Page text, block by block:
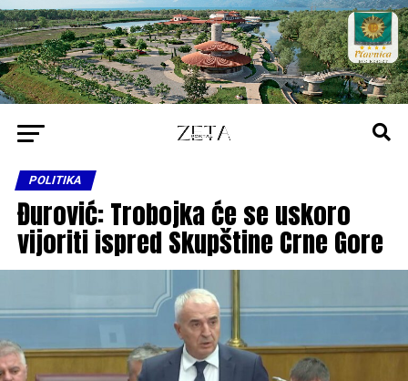
POLITIKA
Đurović: Trobojka će se uskoro
vijoriti ispred Skupštine Crne Gore